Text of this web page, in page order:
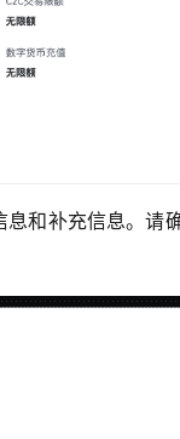
和补充信息。请